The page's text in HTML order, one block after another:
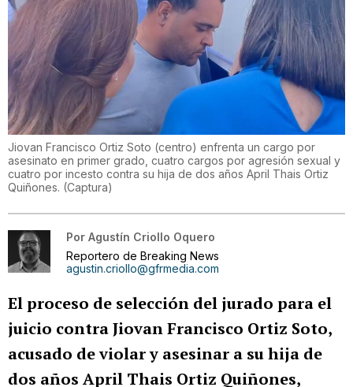
Jiovan Francisco Ortiz Soto (centro) enfrenta un cargo por
asesinato en primer grado, cuatro cargos por agresión sexual y
cuatro por incesto contra su hija de dos años April Thais Ortiz
Quiñones. (Captura)
Por Agustín Criollo Oquero
Reportero de Breaking News
agustin.criollo@gfrmedia.com
El proceso de selección del jurado para el
juicio contra Jiovan Francisco Ortiz Soto,
acusado de violar y asesinar a su hija de
dos años April Thais Ortiz Quiñones,